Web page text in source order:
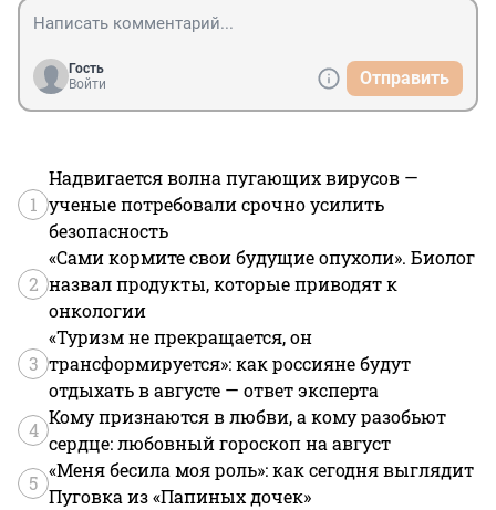
Гость
Войти
Отправить
1
Надвигается волна пугающих вирусов —
ученые потребовали срочно усилить
безопасность
2
«Сами кормите свои будущие опухоли». Биолог
назвал продукты, которые приводят к
онкологии
3
«Туризм не прекращается, он
трансформируется»: как россияне будут
отдыхать в августе — ответ эксперта
4
Кому признаются в любви, а кому разобьют
сердце: любовный гороскоп на август
5
«Меня бесила моя роль»: как сегодня выглядит
Пуговка из «Папиных дочек»